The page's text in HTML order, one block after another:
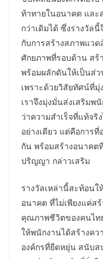
ท้าทายในอนาคต และ
กว่าเดิมได้ ซึ่งรางวัล
กับการสร้างสภาพแว
ศักยภาพที่รอบด้าน สร้
พร้อมผลักดันให้เป็นส่
เพราะด้วยวิสัยทัศน์ที่
เราจึงมุ่งมั่นส่งเสริมพ
ว่าความสำเร็จที่แท้จริ
อย่างเดียว แต่คือการ
กัน พร้อมสร้างอนาคต
ปริญญา กล่าวเสริม
รางวัลเหล่านี้สะท้อน
อนาคต ที่ไม่เพียงแค่ส
คุณภาพชีวิตของคนไท
ให้พนักงานได้สร้างค
องค์กรที่ยืดหยุ่น สนับส